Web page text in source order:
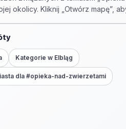
okolicy. Kliknij „Otwórz mapę”,
Kategorie w Elbląg
dla #opieka-nad-zwierzetami